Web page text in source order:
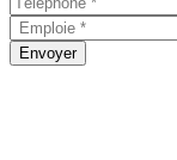
Envoyer